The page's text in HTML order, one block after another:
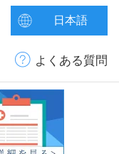
日本語
よくある質問